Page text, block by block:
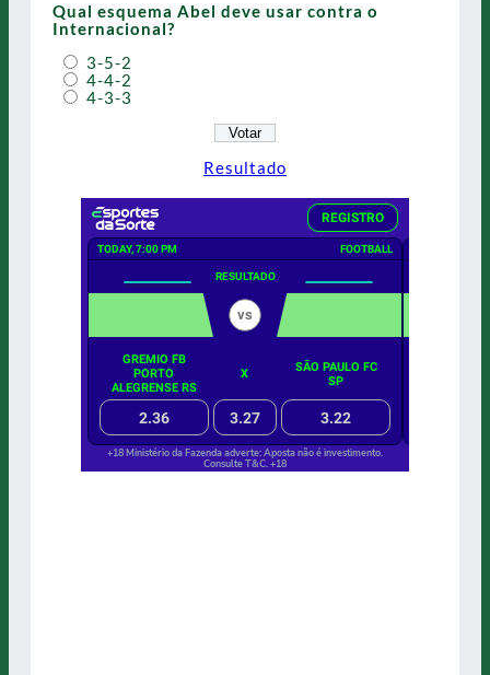
Qual esquema Abel deve usar contra o
Internacional?
3-5-2
4-4-2
4-3-3
Resultado